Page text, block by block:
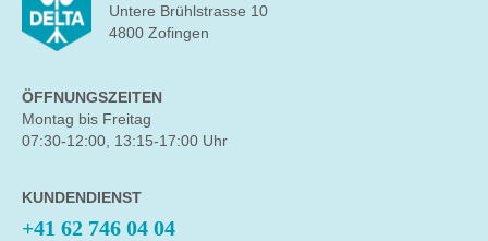
Untere Brühlstrasse 10
4800 Zofingen
ÖFFNUNGSZEITEN
Montag bis Freitag
07:30-12:00, 13:15-17:00 Uhr
KUNDENDIENST
+41 62 746 04 04